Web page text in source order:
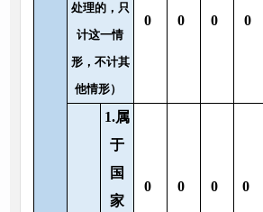
处理的，只
计这一情
形，不计其
他情形）
0 0 0 0
1.属
于
国
家
0 0 0 0